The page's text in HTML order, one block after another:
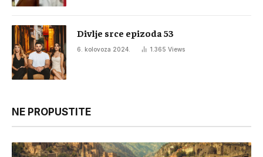
Divlje srce epizoda 53
6. kolovoza 2024. 1.365 Views
NE PROPUSTITE